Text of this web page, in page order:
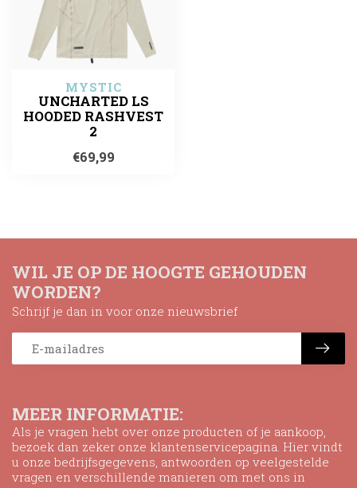
MYSTIC
UNCHARTED LS
HOODED RASHVEST
2
€69,99
MEER INFORMATIE:
Als je vragen hebt over onze producten of je aankoop,
bezoek dan zeker onze klantenservicepagina. Hier vindt
u onze bedrijfsgegevens, antwoorden op veelgestelde
vragen en verschillende manieren om met ons in
WIL JE OP DE HOOGTE GEHOUDEN
WORDEN?
Schrijf je dan in voor onze nieuwsbrief